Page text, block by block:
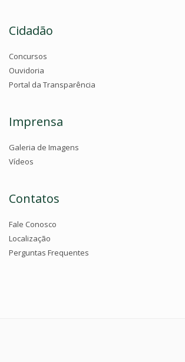
Cidadão
Concursos
Ouvidoria
Portal da Transparência
Imprensa
Galeria de Imagens
Vídeos
Contatos
Fale Conosco
Localização
Perguntas Frequentes